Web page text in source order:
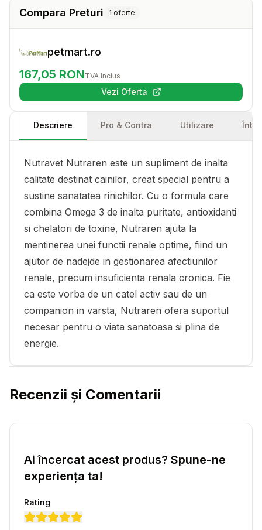
Compara Preturi 1 oferte
petmart.ro
167,05 RONTVA Inclus
Vezi Oferta(se deschide într-o filă nouă)
Descriere Pro & Contra Utilizare
Nutravet Nutraren este un supliment de inalta
calitate destinat cainilor, creat special pentru a
sustine sanatatea rinichilor. Cu o formula care
combina Omega 3 de inalta puritate, antioxidanti
si chelatori de toxine, Nutraren ajuta la
mentinerea unei functii renale optime, fiind un
ajutor de nadejde in gestionarea afectiunilor
renale, precum insuficienta renala cronica. Fie
ca este vorba de un catel activ sau de un
companion in varsta, Nutraren ofera suportul
necesar pentru o viata sanatoasa si plina de
energie.
Recenzii și Comentarii
Ai încercat acest produs? Spune-ne
experiența ta!
Rating